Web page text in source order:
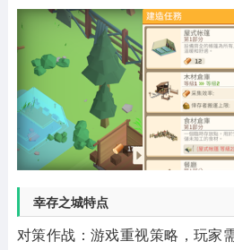
幸存之城特点
对策作战：游戏重视策略，玩家